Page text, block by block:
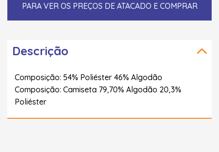
PARA VER OS PREÇOS DE ATACADO E COMPRAR
Descrição
Composição: 54% Poliéster 46% Algodão
Composição: Camiseta 79,70% Algodão 20,3%
Poliéster